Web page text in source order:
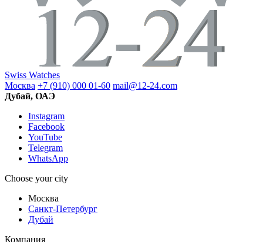
Swiss Watches
Москва +7 (910) 000 01-60 mail@12-24.com
Дубай, ОАЭ
Instagram
Facebook
YouTube
Telegram
WhatsApp
Choose your city
Москва
Санкт-Петербург
Дубай
Компания